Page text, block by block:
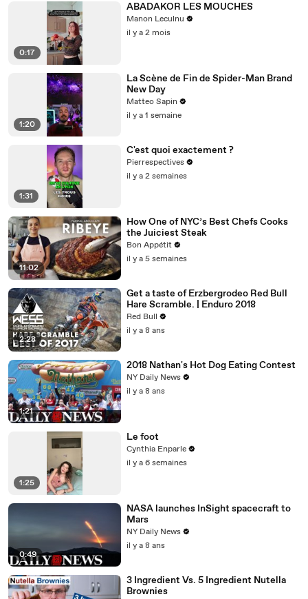
0:17
ABADAKOR LES MOUCHES
Manon Leculnu
il y a 2 mois
1:20
La Scène de Fin de Spider-Man Brand
New Day
Matteo Sapin
il y a 1 semaine
1:31
C'est quoi exactement ?
Pierrespectives
il y a 2 semaines
11:02
How One of NYC’s Best Chefs Cooks
the Juiciest Steak
Bon Appétit
il y a 5 semaines
2:28
Get a taste of Erzbergrodeo Red Bull
Hare Scramble. | Enduro 2018
Red Bull
il y a 8 ans
1:21
2018 Nathan's Hot Dog Eating Contest
NY Daily News
il y a 8 ans
1:25
Le foot
Cynthia Enparle
il y a 6 semaines
0:49
NASA launches InSight spacecraft to
Mars
NY Daily News
il y a 8 ans
3 Ingredient Vs. 5 Ingredient Nutella
Brownies